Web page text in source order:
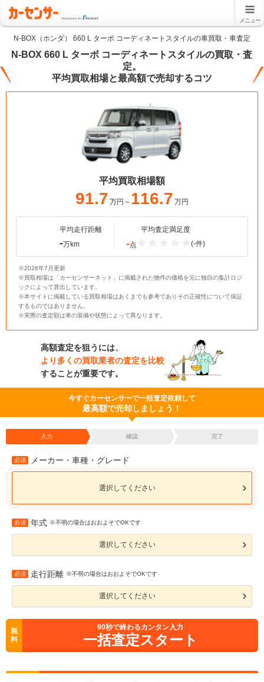
メニュー
N-BOX（ホンダ） 660 L ターボ コーディネートスタイルの車買取・車査定
N-BOX 660 L ターボ コーディネートスタイルの買取・査
定。
平均買取相場と最高額で売却するコツ
平均買取相場額
91.7 万円～ 116.7 万円
平均走行距離
-万km
平均査定満足度
-点 (-件)
※2026年7月更新
※買取相場は「カーセンサーネット」に掲載された物件の価格を元に独自の集計ロジ
ックによって算出しています。
※本サイトに掲載している買取相場はあくまでも参考でありその正確性について保証
するものではありません。
※実際の査定額は車の装備や状態によって異なります。
高額査定を狙うには、
より多くの買取業者の査定を比較
することが重要です。
今すぐカーセンサーで一括査定依頼して
最高額で売却しましょう！
入力 確認 完了
必須 メーカー・車種・グレード
選択してください
必須 年式 ※不明の場合はおおよそでOKです
選択してください
必須 走行距離 ※不明の場合はおおよそでOKです
選択してください
無
料
90秒で終わるカンタン入力
一括査定スタート